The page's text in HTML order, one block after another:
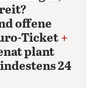
offene
Ticket +
plant
24